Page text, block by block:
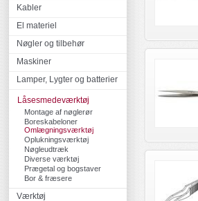
Kabler
El materiel
Nøgler og tilbehør
Maskiner
Lamper, Lygter og batterier
Låsesmedeværktøj
Montage af nøglerør
Boreskabeloner
Omlægningsværktøj
Oplukningsværktøj
Nøgleudtræk
Diverse værktøj
Prægetal og bogstaver
Bor & fræsere
Værktøj